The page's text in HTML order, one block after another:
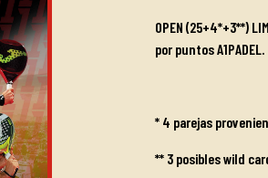
OPEN (25+4*+3**)
por puntos A1PADEL.
* 4 parejas
** 3 posibles wild